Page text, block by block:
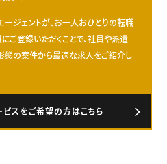
ージェントが、お一人おひとりの転職
ご登録いただくことで、社員や派遣
態の案件から最適な求人をご紹介し
スをご希望の方はこちら